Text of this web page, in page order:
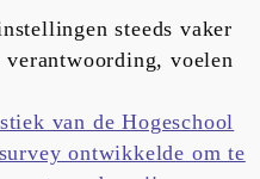
steeds vaker
voelen